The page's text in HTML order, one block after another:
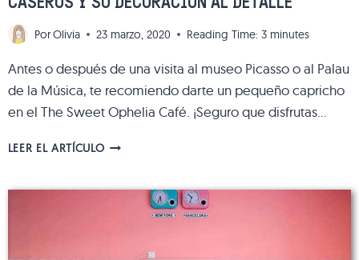
Por Olivia 23 marzo, 2020 Reading Time: 3 minutes
Antes o después de una visita al museo Picasso o al Palau
de la Música, te recomiendo darte un pequeño capricho
en el The Sweet Ophelia Café. ¡Seguro que disfrutas…
LEER EL ARTÍCULOTHE
SUS